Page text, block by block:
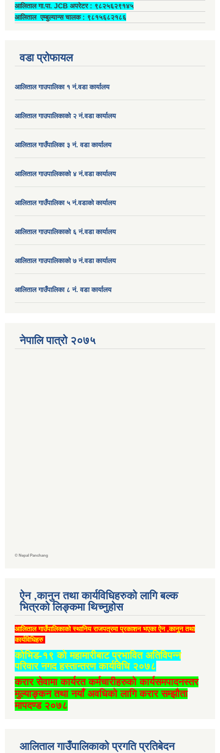
आलिताल गा.पा. JCB अपरेटर ‍: ९८२५६२९१४५
आलिताल एम्बुल्यान्स चालक ‍: ९८१५६८२१८६
वडा प्रोफायल
आलिताल गाउपालिका १ नं.वडा कार्यालय
आलिताल गाउपालिकाको २ नं.वडा कार्यालय
आलिताल गाउँपालिका ३ नं. वडा कार्यालय
आलिताल गाउपालिकाको ४ नं.वडा कार्यालय
आलिताल गाउँपालिका ५ नं.वडाको कार्यालय
आलिताल गाउपालिकाको ६ नं.वडा कार्यालय
आलिताल गाउपालिकाको ७ नं.वडा कार्यालय
आलिताल गाउँपालिका ८ नं. वडा कार्यालय
नेपालि पात्रो २०७५
© Nepal Panchang
ऐन ,कानुन तथा कार्यविधिहरुको लागि बल्क
भित्रको लिङ्कमा थिच्‍नुहोस
आलिताल गाउँपालिकाको स्थानिय राजपत्रमा प्रकाशन भएका ऐन ,कानुन तथा
कार्यविधिहरु
कोभिड-१९ को महामारीबाट प्रभावित अतिविपन्न
परिवार नगद हस्तान्तरण कार्यविधि २०७८
करार सेवामा कार्यरत कर्मचारीहरुको कार्यसमपादनस्तर
मुल्याङ्कन तथा नयाँ अवधिको लागि करार सम्झौता
मापदण्ड २०७८
आलिताल गाउँपालिकाको प्रगति प्रतिबेदन